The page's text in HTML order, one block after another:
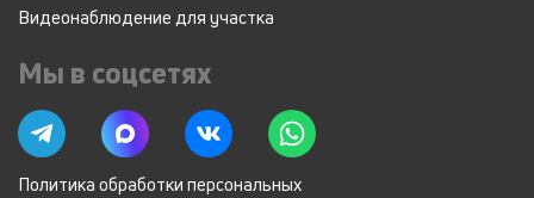
Видеонаблюдение для участка
Мы в соцсетях
Политика обработки персональных